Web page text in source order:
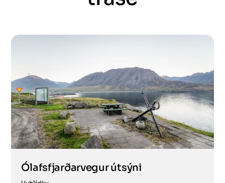
Ólafsfjarðarvegur útsýni